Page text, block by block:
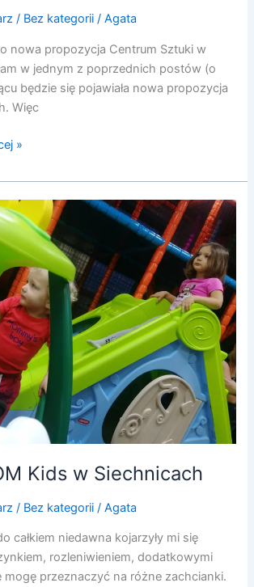
/ Bez kategorii /Agata
nowa propozycja Centrum Sztuki w
w jednym z poprzednich postów (o
będzie się pojawiała nowa propozycja
Więc
»
Kids w Siechnicach
/ Bez kategorii /Agata
całkiem niedawna kojarzyły mi się
rozleniwieniem, dodatkowymi
mogę przeznaczyć na różne zachcianki.